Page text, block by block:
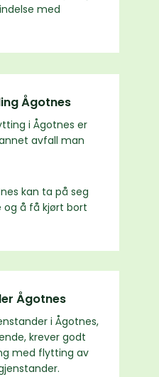
med
Ågotnes
i Ågotnes er
avfall man
kan ta på seg
og å få kjørt bort
Ågotnes
i Ågotnes,
krever godt
med flytting av